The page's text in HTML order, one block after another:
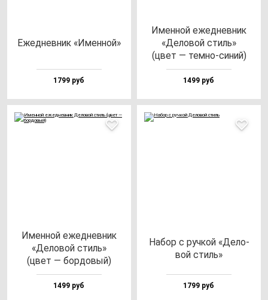
Ежед­нев­ник «Имен­ной»
1799 руб
Имен­ной ежед­нев­ник
«Дело­вой стиль»
(цвет — тем­но-си­ний)
1499 руб
Имен­ной ежед­нев­ник
«Дело­вой стиль»
(цвет — бор­до­вый)
1499 руб
Набор с руч­кой «Дело­
вой стиль»
1799 руб